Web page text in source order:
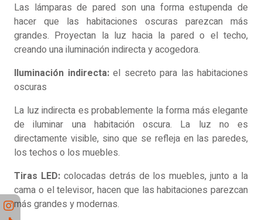
Las lámparas de pared son una forma estupenda de
hacer que las habitaciones oscuras parezcan más
grandes. Proyectan la luz hacia la pared o el techo,
creando una iluminación indirecta y acogedora.
Iluminación indirecta:el secreto para las habitaciones
oscuras
La luz indirecta es probablemente la forma más elegante
de iluminar una habitación oscura. La luz no es
directamente visible, sino que se refleja en las paredes,
los techos o los muebles.
Tiras LED:colocadas detrás de los muebles, junto a la
cama o el televisor, hacen que las habitaciones parezcan
más grandes y modernas.